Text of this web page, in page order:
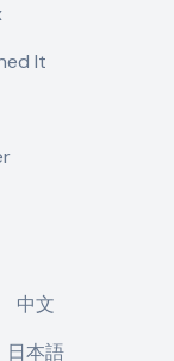
It
中文
日本語